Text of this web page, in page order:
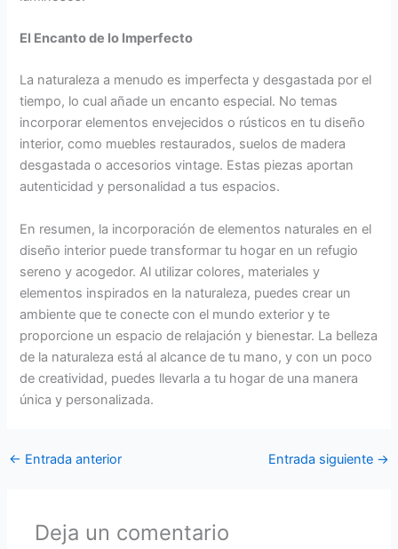
El Encanto de lo Imperfecto
La naturaleza a menudo es imperfecta y desgastada por el
tiempo, lo cual añade un encanto especial. No temas
incorporar elementos envejecidos o rústicos en tu diseño
interior, como muebles restaurados, suelos de madera
desgastada o accesorios vintage. Estas piezas aportan
autenticidad y personalidad a tus espacios.
En resumen, la incorporación de elementos naturales en el
diseño interior puede transformar tu hogar en un refugio
sereno y acogedor. Al utilizar colores, materiales y
elementos inspirados en la naturaleza, puedes crear un
ambiente que te conecte con el mundo exterior y te
proporcione un espacio de relajación y bienestar. La belleza
de la naturaleza está al alcance de tu mano, y con un poco
de creatividad, puedes llevarla a tu hogar de una manera
única y personalizada.
← Entrada anterior Entrada siguiente →
Deja un comentario